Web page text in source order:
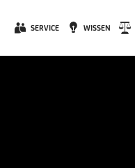
SERVICE WISSEN